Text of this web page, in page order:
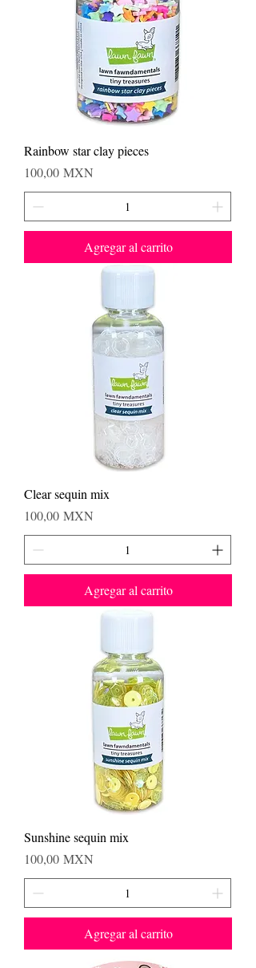
Rainbow star clay pieces
Precio
100,00 MXN
Agregar al carrito
Clear sequin mix
Precio
100,00 MXN
Agregar al carrito
Sunshine sequin mix
Precio
100,00 MXN
Agregar al carrito